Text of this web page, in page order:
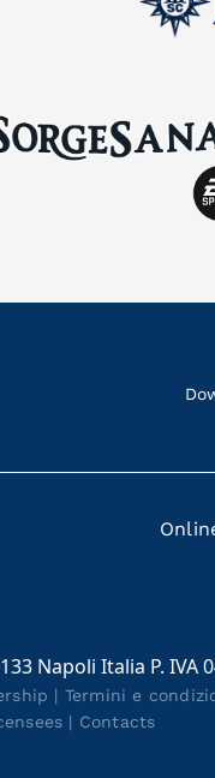
Napoli Italia P. IVA
| Termini e
| Contacts